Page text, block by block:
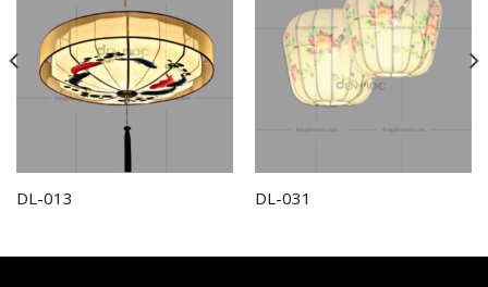
Add to
wishlist
DL-013
Add to
wishlist
DL-031